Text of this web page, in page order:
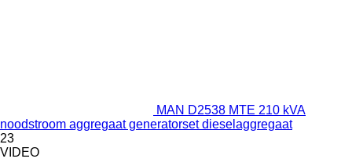
MAN D2538 MTE 210 kVA
noodstroom aggregaat generatorset dieselaggregaat
23
VIDEO